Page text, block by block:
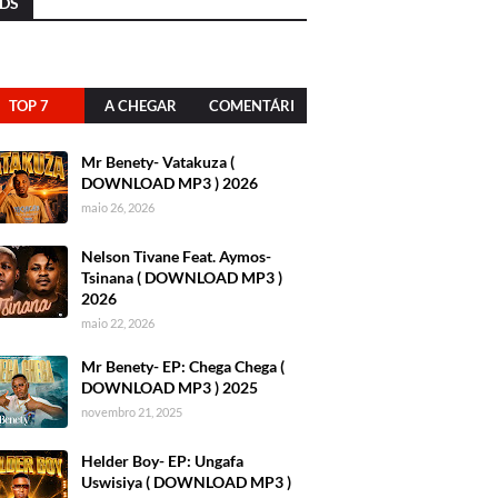
TOP 7 A CHEGAR COMENTÁRI
Mr Benety- Vatakuza (
DOWNLOAD MP3 ) 2026
maio 26, 2026
Nelson Tivane Feat. Aymos-
Tsinana ( DOWNLOAD MP3 )
2026
maio 22, 2026
Mr Benety- EP: Chega Chega (
DOWNLOAD MP3 ) 2025
novembro 21, 2025
Helder Boy- EP: Ungafa
Uswisiya ( DOWNLOAD MP3 )